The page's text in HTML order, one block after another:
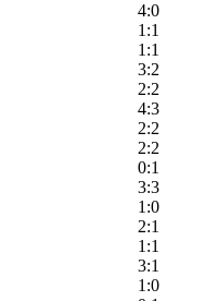
4:0
1:1
1:1
3:2
2:2
4:3
2:2
2:2
0:1
3:3
1:0
2:1
1:1
3:1
1:0